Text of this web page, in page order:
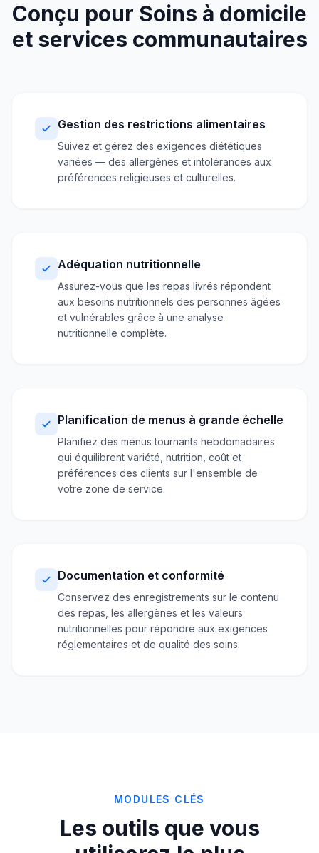
Conçu pour Soins à domicile
et services communautaires
Gestion des restrictions alimentaires
Suivez et gérez des exigences diététiques
variées — des allergènes et intolérances aux
préférences religieuses et culturelles.
Adéquation nutritionnelle
Assurez-vous que les repas livrés répondent
aux besoins nutritionnels des personnes âgées
et vulnérables grâce à une analyse
nutritionnelle complète.
Planification de menus à grande échelle
Planifiez des menus tournants hebdomadaires
qui équilibrent variété, nutrition, coût et
préférences des clients sur l'ensemble de
votre zone de service.
Documentation et conformité
Conservez des enregistrements sur le contenu
des repas, les allergènes et les valeurs
nutritionnelles pour répondre aux exigences
réglementaires et de qualité des soins.
MODULES CLÉS
Les outils que vous